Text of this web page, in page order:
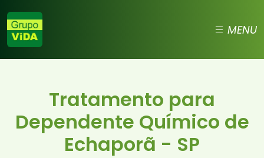
MENU
Tratamento para
Dependente Químico de
Echaporã - SP